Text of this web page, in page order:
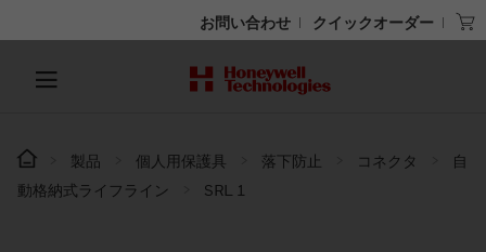
お問い合わせ クイックオーダー
製品 個人用保護具 落下防止 コネクタ
自
動格納式ライフライン
SRL 1